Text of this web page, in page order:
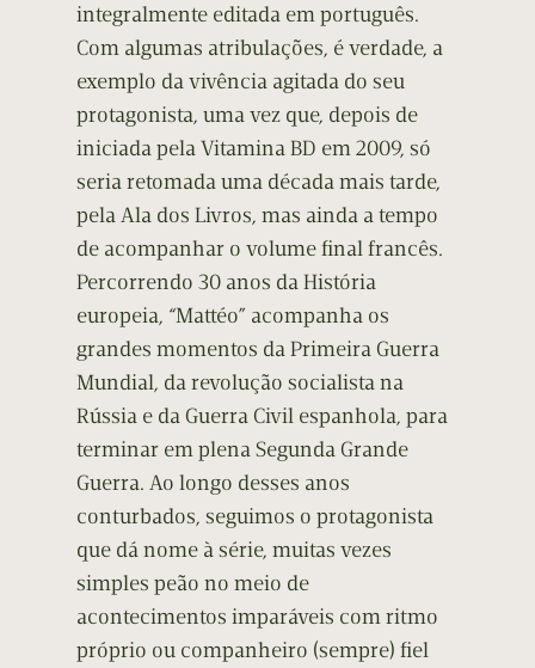
integralmente editada em português.
Com algumas atribulações, é verdade, a
exemplo da vivência agitada do seu
protagonista, uma vez que, depois de
iniciada pela Vitamina BD em 2009, só
seria retomada uma década mais tarde,
pela Ala dos Livros, mas ainda a tempo
de acompanhar o volume final francês.
Percorrendo 30 anos da História
europeia, “Mattéo” acompanha os
grandes momentos da Primeira Guerra
Mundial, da revolução socialista na
Rússia e da Guerra Civil espanhola, para
terminar em plena Segunda Grande
Guerra. Ao longo desses anos
conturbados, seguimos o protagonista
que dá nome à série, muitas vezes
simples peão no meio de
acontecimentos imparáveis com ritmo
próprio ou companheiro (sempre) fiel